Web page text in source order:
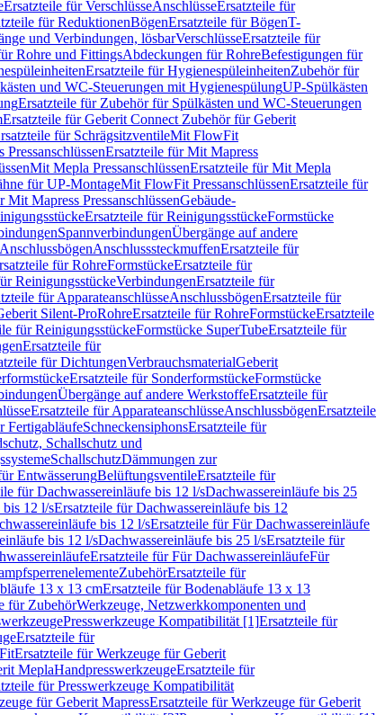
Ersatzteile für VerschlüsseAnschlüsseErsatzteile für
für ReduktionenBögenErsatzteile für BögenT-
und Verbindungen, lösbarVerschlüsseErsatzteile für
Rohre und FittingsAbdeckungen für RohreBefestigungen für
Ersatzteile für HygienespüleinheitenZubehör für
und WC-Steuerungen mit HygienespülungUP-Spülkästen
Ersatzteile für Zubehör für Spülkästen und WC-Steuerungen
Ersatzteile für Geberit Connect Zubehör für Geberit
für SchrägsitzventileMit FlowFit
PressanschlüssenErsatzteile für Mit Mapress
Mit Mepla PressanschlüssenErsatzteile für Mit Mepla
für UP-MontageMit FlowFit PressanschlüssenErsatzteile für
Mit Mapress PressanschlüssenGebäude-
Ersatzteile für ReinigungsstückeFormstücke
SpannverbindungenÜbergänge auf andere
AnschlusssteckmuffenErsatzteile für
für RohreFormstückeErsatzteile für
ReinigungsstückeVerbindungenErsatzteile für
für ApparateanschlüsseAnschlussbögenErsatzteile für
Silent-ProRohreErsatzteile für RohreFormstückeErsatzteile
für ReinigungsstückeFormstücke SuperTubeErsatzteile für
Ersatzteile für
für DichtungenVerbrauchsmaterialGeberit
Ersatzteile für SonderformstückeFormstücke
Übergänge auf andere WerkstoffeErsatzteile für
Ersatzteile für ApparateanschlüsseAnschlussbögenErsatzteile
FertigabläufeSchneckensiphonsErsatzteile für
Schallschutz und
SchallschutzDämmungen zur
EntwässerungBelüftungsventileErsatzteile für
für Dachwassereinläufe bis 12 l/sDachwassereinläufe bis 25
bis 12 l/sErsatzteile für Dachwassereinläufe bis 12
bis 12 l/sErsatzteile für Für Dachwassereinläufe
bis 12 l/sDachwassereinläufe bis 25 l/sErsatzteile für
Ersatzteile für Für DachwassereinläufeFür
ZubehörErsatzteile für
13 x 13 cmErsatzteile für Bodenabläufe 13 x 13
für ZubehörWerkzeuge, Netzwerkkomponenten und
Presswerkzeuge Kompatibilität [1]Ersatzteile für
Ersatzteile für
Ersatzteile für Werkzeuge für Geberit
MeplaHandpresswerkzeugeErsatzteile für
für Presswerkzeuge Kompatibilität
für Geberit MapressErsatzteile für Werkzeuge für Geberit